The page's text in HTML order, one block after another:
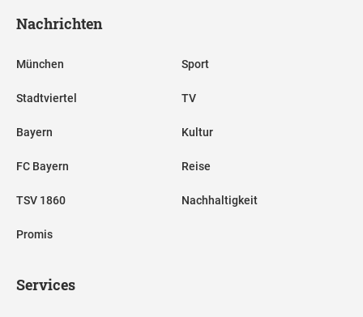
Nachrichten
München
Stadtviertel
Bayern
FC Bayern
TSV 1860
Promis
Sport
TV
Kultur
Reise
Nachhaltigkeit
Services